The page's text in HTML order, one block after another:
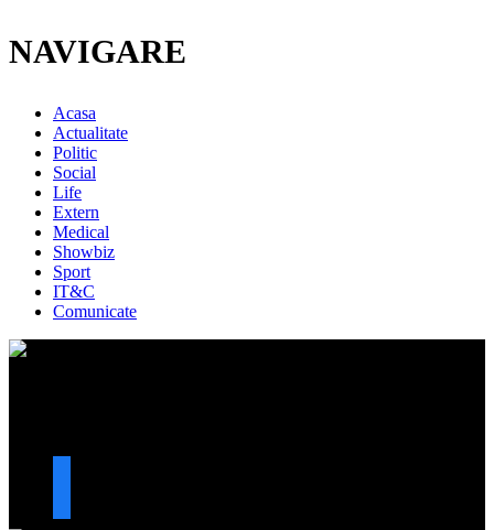
NAVIGARE
Acasa
Actualitate
Politic
Social
Life
Extern
Medical
Showbiz
Sport
IT&C
Comunicate